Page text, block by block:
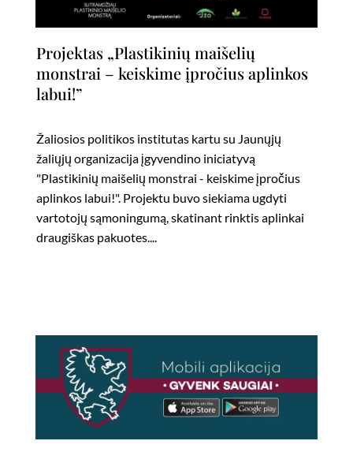
Projektas „Plastikinių maišelių
monstrai – keiskime įpročius aplinkos
labui!”
Žaliosios politikos institutas kartu su Jaunųjų
žaliųjų organizacija įgyvendino iniciatyvą
"Plastikinių maišelių monstrai - keiskime įpročius
aplinkos labui!". Projektu buvo siekiama ugdyti
vartotojų sąmoningumą, skatinant rinktis aplinkai
draugiškas pakuotes....